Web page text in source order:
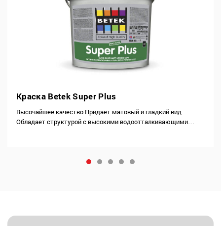
Краска Betek Super Plus
Высочайшее качество Придает матовый и гладкий вид
Обладает структурой с высокими водоотталкивающими